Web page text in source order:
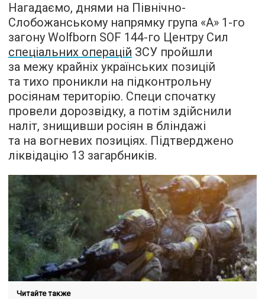
Нагадаємо, днями на Північно-
Слобожанському напрямку група «А» 1-го
загону Wolfborn SOF 144-го Центру Сил
спеціальних операцій ЗСУ пройшли
за межу крайніх українських позицій
та тихо проникли на підконтрольну
росіянам територію. Специ спочатку
провели дорозвідку, а потім здійснили
наліт, знищивши росіян в бліндажі
та на вогневих позиціях. Підтверджено
ліквідацію 13 загарбників.
Читайте также